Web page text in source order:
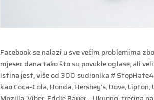
Facebook se nalazi u sve većim problemima
mjesec dana tako što su povukle oglase, ali
Istina jest, više od 300 sudionika
kao Coca-Cola, Honda, Hershey’s, Dove,